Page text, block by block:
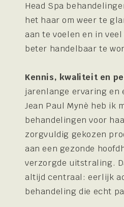
Head Spa
het haar om weer te
aan te voelen en in
beter handelbaar te
Kennis, kwaliteit en
jarenlange ervaring en
Jean Paul Mynè heb ik
behandelingen voor
zorgvuldig gekozen
aan een gezonde
verzorgde uitstraling.
altijd centraal: eerlijk
behandeling die echt